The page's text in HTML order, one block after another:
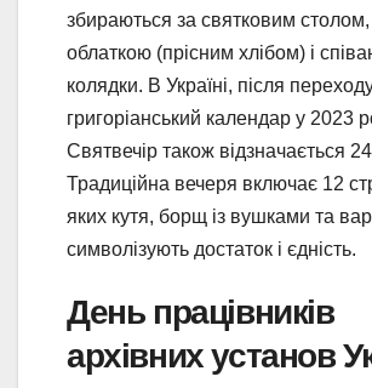
збираються за святковим столом,
облаткою (прісним хлібом) і
колядки. В Україні, після
григоріанський календар у 2023
Святвечір також відзначається
Традиційна вечеря включає 12
яких кутя, борщ із вушками та
символізують достаток і єдність.
День працівників
архівних установ